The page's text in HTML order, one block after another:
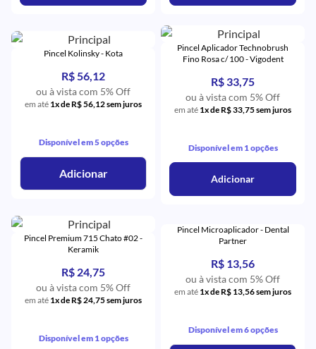
Pincel Kolinsky - Kota
R$ 56,12
ou à vista com 5% Off
em até 1x de R$ 56,12 sem juros
Disponível em 5 opções
Adicionar
Pincel Aplicador Technobrush
Fino Rosa c/ 100 - Vigodent
R$ 33,75
ou à vista com 5% Off
em até 1x de R$ 33,75 sem juros
Disponível em 1 opções
Adicionar
Pincel Premium 715 Chato #02 -
Keramik
R$ 24,75
ou à vista com 5% Off
em até 1x de R$ 24,75 sem juros
Disponível em 1 opções
Pincel Microaplicador - Dental
Partner
R$ 13,56
ou à vista com 5% Off
em até 1x de R$ 13,56 sem juros
Disponível em 6 opções